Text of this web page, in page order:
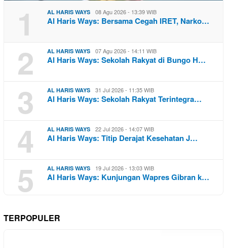
1 AL HARIS WAYS 08 Agu 2026 - 13:39 WIB
Al Haris Ways: Bersama Cegah IRET, Narko…
2 AL HARIS WAYS 07 Agu 2026 - 14:11 WIB
Al Haris Ways: Sekolah Rakyat di Bungo H…
3 AL HARIS WAYS 31 Jul 2026 - 11:35 WIB
Al Haris Ways: Sekolah Rakyat Terintegra…
4 AL HARIS WAYS 22 Jul 2026 - 14:07 WIB
Al Haris Ways: Titip Derajat Kesehatan J…
5 AL HARIS WAYS 19 Jul 2026 - 13:03 WIB
Al Haris Ways: Kunjungan Wapres Gibran k…
TERPOPULER